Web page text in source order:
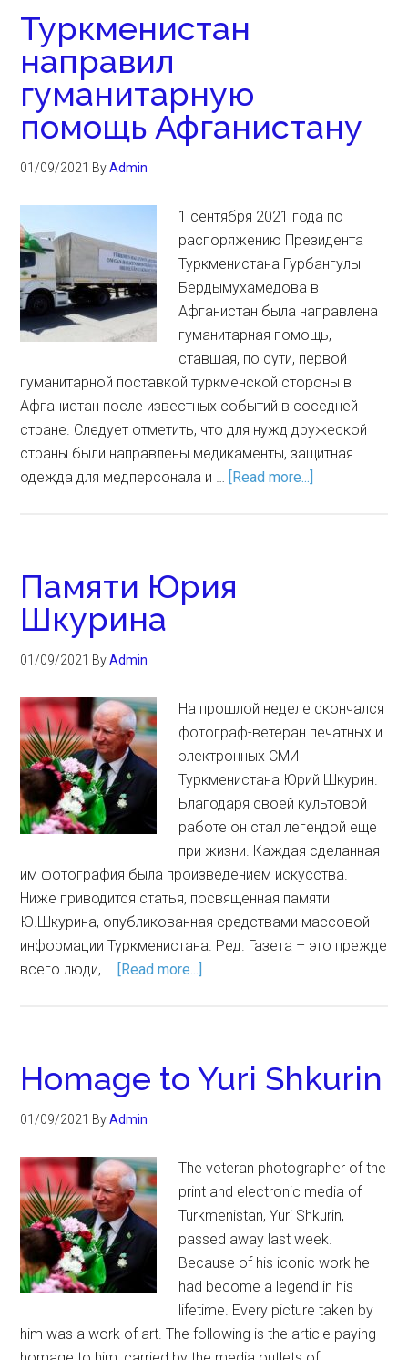
Туркменистан
направил
гуманитарную
помощь Афганистану
01/09/2021 ByAdmin
1 сентября 2021 года по
распоряжению Президента
Туркменистана Гурбангулы
Бердымухамедова в
Афганистан была направлена
гуманитарная помощь,
ставшая, по сути, первой
гуманитарной поставкой туркменской стороны в
Афганистан после известных событий в соседней
стране. Следует отметить, что для нужд дружеской
страны были направлены медикаменты, защитная
одежда для медперсонала и … [Read more...]
Памяти Юрия
Шкурина
01/09/2021 ByAdmin
На прошлой неделе скончался
фотограф-ветеран печатных и
электронных СМИ
Туркменистана Юрий Шкурин.
Благодаря своей культовой
работе он стал легендой еще
при жизни. Каждая сделанная
им фотография была произведением искусства.
Ниже приводится статья, посвященная памяти
Ю.Шкурина, опубликованная средствами массовой
информации Туркменистана. Ред. Газета – это прежде
всего люди, … [Read more...]
Homage to Yuri Shkurin
01/09/2021 ByAdmin
The veteran photographer of the
print and electronic media of
Turkmenistan, Yuri Shkurin,
passed away last week.
Because of his iconic work he
had become a legend in his
lifetime. Every picture taken by
him was a work of art. The following is the article paying